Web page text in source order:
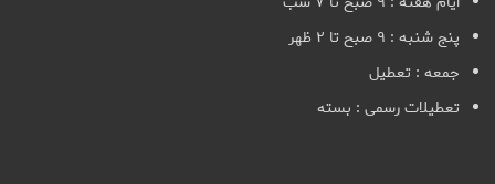
پنج شنبه : ۹ صبح تا ۲ ظهر
جمعه : تعطیل
تعطیلات رسمی : بسته